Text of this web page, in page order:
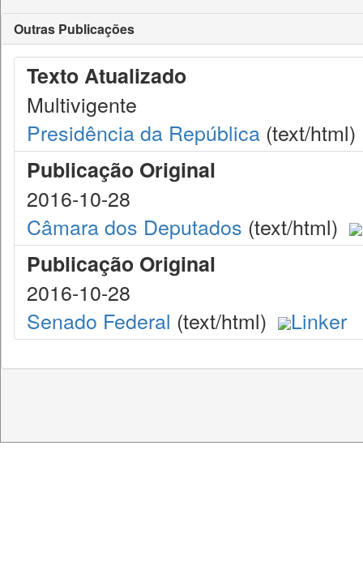
Outras Publicações
Texto Atualizado
Multivigente
Presidência da República (text/html)
Publicação Original
2016-10-28
Câmara dos Deputados (text/html)
Publicação Original
2016-10-28
Senado Federal (text/html) Linker